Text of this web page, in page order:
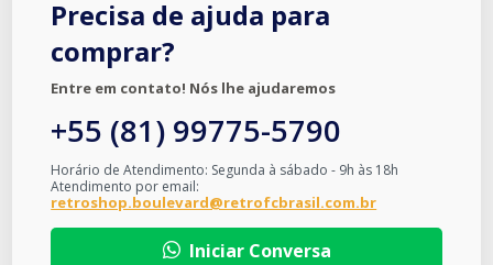
Precisa de ajuda para
comprar?
Entre em contato! Nós lhe ajudaremos
+55 (81) 99775-5790
Horário de Atendimento: Segunda à sábado - 9h às 18h
Atendimento por email:
retroshop.boulevard@retrofcbrasil.com.br
Iniciar Conversa